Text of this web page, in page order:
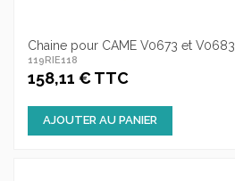
Chaine pour CAME V0673 et V0683
119RIE118
158,11 € TTC
AJOUTER AU PANIER